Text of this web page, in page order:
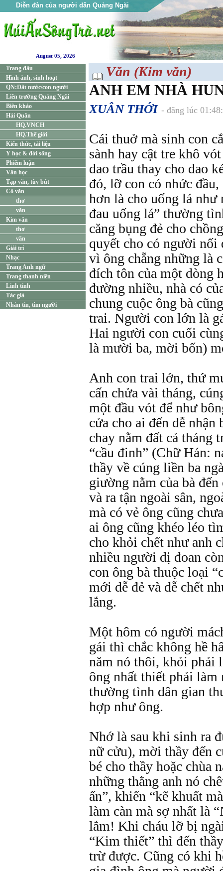
Diễn đàn của người dân Quảng Ngãi
August 05, 2026
Trang đầu
Hình ảnh, sinh hoạt
QN:Đất nước/con người
Liên trường Quảng Ngãi
Biên khảo
Hải Quân
HQ.VNCH
HQ.Thế giới
Kiến thức, tài liệu
Y học & đời sống
Phiếm luận
Văn học
Tạp văn, tùy bút
Cổ văn
thơ
văn
Kim văn
thơ
văn
Giải trí
Nhạc
Trang Anh ngữ
Trang thanh niên
Linh tinh
Tác giả
Nhắn tin, tìm người
Văn (Kim văn)
ANH EM NHÀ
XUÂN THỚI - đăng lúc
Cái thuở mà sinh con
sành hay cật tre khô
dao trầu thay cho dao
đó, lỡ con có nhức
hơn là cho uống lá
đau uống lá” thường
căng bụng đẻ cho
quyết cho có người nối
vì ông chẵng những là
đích tôn của một dòng
đường nhiều, nhà có
chung cuộc ông bà
trai. Người con lớn là
Hai người con cuối
là mười ba, mời bốn)
Anh con trai lớn, thứ
cấn chửa vài tháng,
một đầu vót để như
cửa cho ai đến dễ
chay nằm đất cả tháng
“cầu đinh” (Chữ Hán:
thầy về cúng liền ba
giường nằm của bà
và ra tận ngoài sân,
mà có vẻ ông cũng
ai ông cũng khéo léo
cho khỏi chết như anh
nhiều người dị đoan
con ông bà thuộc loại
mới dễ đẻ và dễ chết
lắng.
Một hôm có người
gái thì chắc không hề
năm nó thôi, khỏi phải
ông nhất thiết phải làm
thường tình dân gian
hợp như ông.
Nhớ là sau khi sinh ra
nữ cửu), mời thầy đến
bé cho thầy hoặc chùa
những thằng anh nó
ấn”, khiến “kẽ khuất
làm càn mà sợ nhất là
lắm! Khi cháu lỡ bị
“Kim thiết” thì đến
trừ được. Cũng có khi